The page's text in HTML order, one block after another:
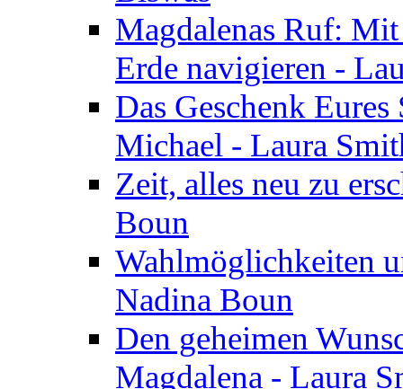
Magdalenas Ruf:
Erde navigieren -
Das Geschenk
Michael - Laura
Zeit, alles neu zu
Boun
Wahlmöglichkeiten
Nadina Boun
Den geheimen
Magdalena - Laura